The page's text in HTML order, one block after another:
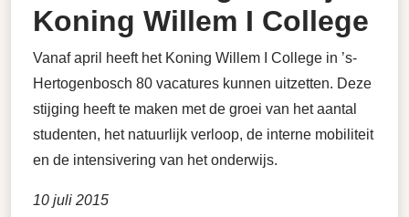
Koning Willem I College
Vanaf april heeft het Koning Willem I College in ’s-
Hertogenbosch 80 vacatures kunnen uitzetten. Deze
stijging heeft te maken met de groei van het aantal
studenten, het natuurlijk verloop, de interne mobiliteit
en de intensivering van het onderwijs.
10 juli 2015